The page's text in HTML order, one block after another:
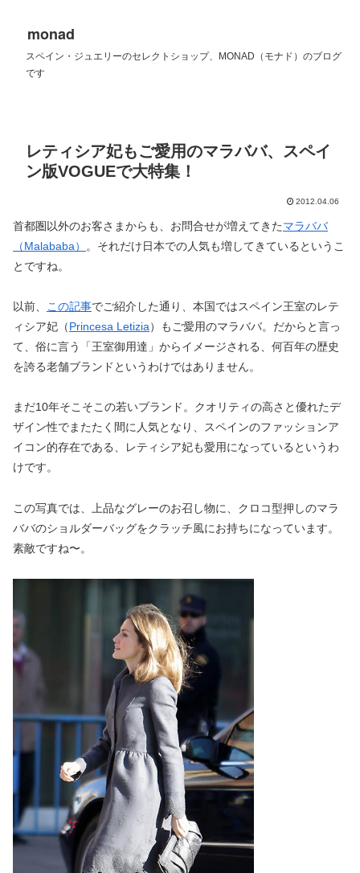
monad
スペイン・ジュエリーのセレクトショップ、MONAD（モナド）のブログ
です
レティシア妃もご愛用のマラババ、スペイ
ン版VOGUEで大特集！
2012.04.06
首都圏以外のお客さまからも、お問合せが増えてきたマラババ
（Malababa）
。それだけ日本での人気も増してきているというこ
とですね。
以前、 この記事でご紹介した通り、本国ではスペイン王室のレテ
ィシア妃（Princesa Letizia）もご愛用のマラババ。だからと言っ
て、俗に言う「王室御用達」からイメージされる、何百年の歴史
を誇る老舗ブランドというわけではありません。
まだ10年そこそこの若いブランド。クオリティの高さと優れたデ
ザイン性でまたたく間に人気となり、スペインのファッションア
イコン的存在である、レティシア妃も愛用になっているというわ
けです。
この写真では、上品なグレーのお召し物に、クロコ型押しのマラ
ババのショルダーバッグをクラッチ風にお持ちになっています。
素敵ですね〜。